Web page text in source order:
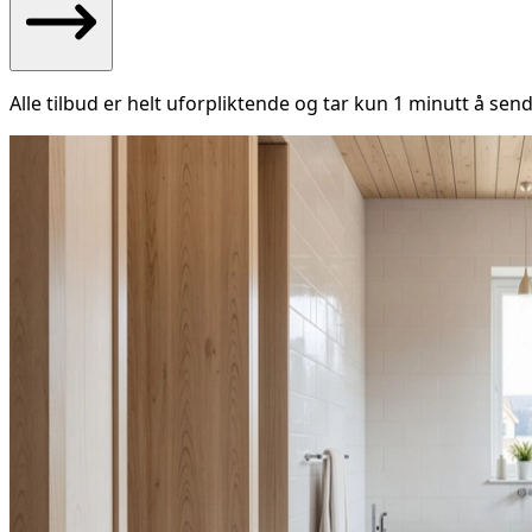
Alle tilbud er helt uforpliktende og tar kun 1 minutt å